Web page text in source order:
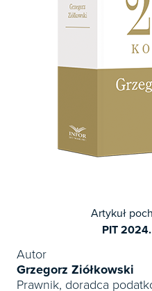
Artykuł
PIT
Autor
Grzegorz Ziółkowski
Prawnik, doradca